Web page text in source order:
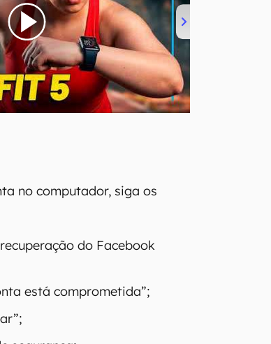
no computador, siga os
do Facebook
está comprometida”;